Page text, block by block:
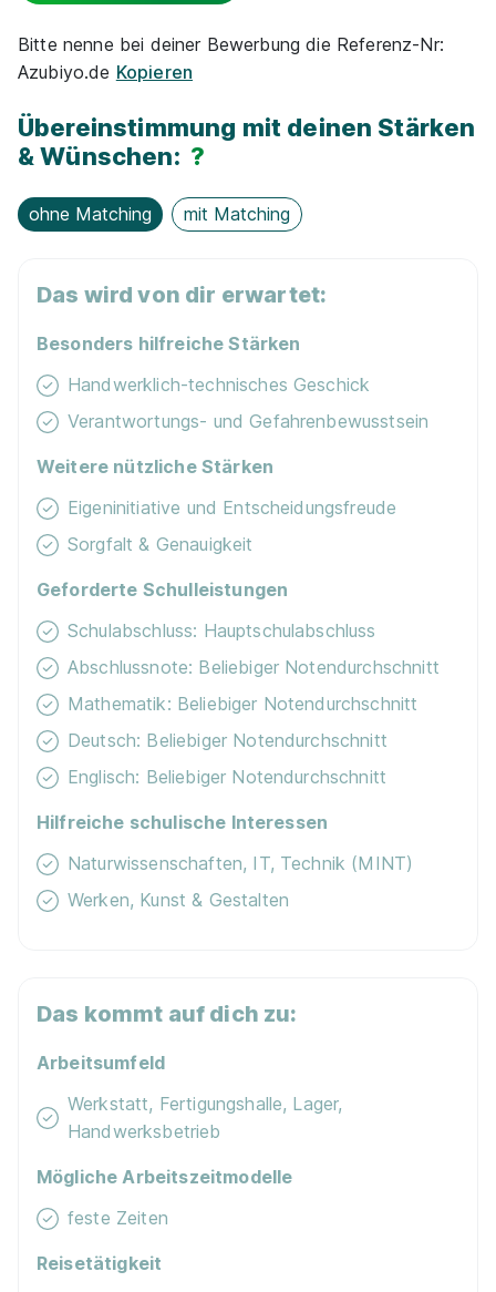
Vermögens­wirksame Leistungen
E-Lear­ning / On­line-Kur­se
Han­dy / Tab­let / Note­book
Nachhaltigkeit / Umweltschutz
Bitte nenne bei deiner Bewerbung die Referenz-Nr:
Azubiyo.de Kopieren
Übereinstimmung mit deinen Stärken
& Wünschen: ?
ohne Matching mit Matching
Das wird von dir erwartet:
Besonders hilfreiche Stärken
Handwerklich-technisches Geschick
Verantwortungs- und Gefahrenbewusstsein
Weitere nützliche Stärken
Eigeninitiative und Entscheidungsfreude
Sorgfalt & Genauigkeit
Geforderte Schulleistungen
Schulabschluss: Hauptschulabschluss
Abschlussnote: Beliebiger Notendurchschnitt
Mathematik: Beliebiger Notendurchschnitt
Deutsch: Beliebiger Notendurchschnitt
Englisch: Beliebiger Notendurchschnitt
Hilfreiche schulische Interessen
Naturwissenschaften, IT, Technik (MINT)
Werken, Kunst & Gestalten
Das kommt auf dich zu:
Arbeitsumfeld
Werkstatt, Fertigungshalle, Lager,
Handwerksbetrieb
Mögliche Arbeitszeitmodelle
feste Zeiten
Reisetätigkeit